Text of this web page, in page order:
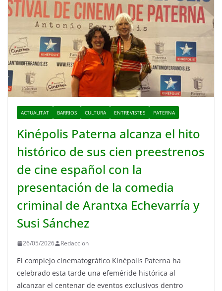
ACTUALITAT BARRIOS CULTURA ENTREVISTES PATERNA
Kinépolis Paterna alcanza el hito
histórico de sus cien preestrenos
de cine español con la
presentación de la comedia
criminal de Arantxa Echevarría y
Susi Sánchez
26/05/2026 Redaccion
El complejo cinematográfico Kinépolis Paterna ha
celebrado esta tarde una efeméride histórica al
alcanzar el centenar de eventos exclusivos dentro